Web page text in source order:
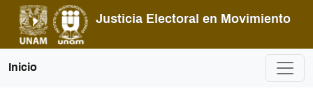
Justicia Electoral en Movimiento
Inicio